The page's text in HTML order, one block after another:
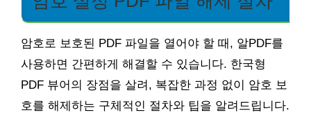
암호로 보호된 PDF 파일을 열어야 할 때, 알PDF를
사용하면 간편하게 해결할 수 있습니다. 한국형
PDF 뷰어의 장점을 살려, 복잡한 과정 없이 암호 보
호를 해제하는 구체적인 절차와 팁을 알려드립니다.